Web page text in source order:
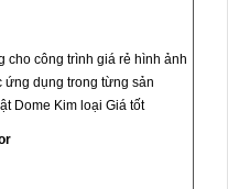
cho công trình giá rẻ hình ảnh
ứng dụng trong từng sản
Dome Kim loại Giá tốt